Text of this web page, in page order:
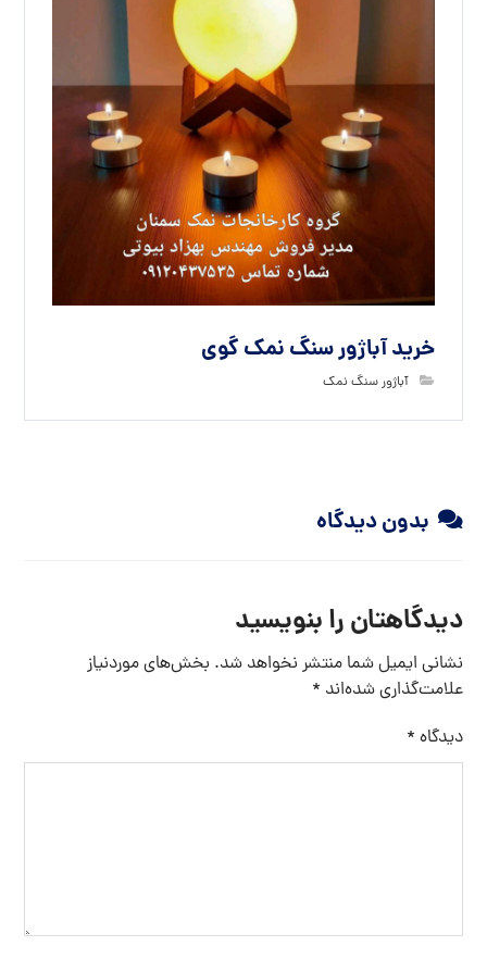
خرید آباژور سنگ نمک گوی
آباژور سنگ نمک
بدون دیدگاه
دیدگاهتان را بنویسید
نشانی ایمیل شما منتشر نخواهد شد. بخش‌های موردنیاز
علامت‌گذاری شده‌اند *
دیدگاه *